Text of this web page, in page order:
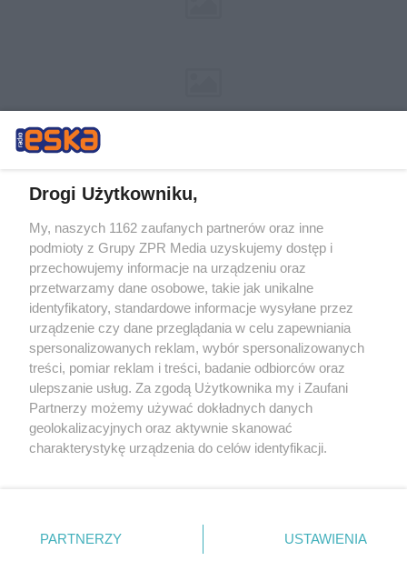
Żaden utwór zamieszczony w serwisie nie może być powielany i
rozpowszechniany lub dalej rozpowszechniany w jakikolwiek sposób (w
tym także elektroniczny lub mechaniczny) na jakimkolwiek polu
eksploatacji w jakiejkolwiek formie, włącznie z umieszczaniem w
Internecie bez pisemnej zgody właściciela praw. Jakiekolwiek użycie lub
wykorzystanie utworów w całości lub w części z naruszeniem prawa,
tzn. bez właściwej zgody, jest zabronione pod groźbą kary i może być
ścigane prawnie.
Drogi Użytkowniku,
My, naszych 1162 zaufanych partnerów oraz inne
podmioty z Grupy ZPR Media uzyskujemy dostęp i
przechowujemy informacje na urządzeniu oraz
przetwarzamy dane osobowe, takie jak unikalne
identyfikatory, standardowe informacje wysyłane przez
urządzenie czy dane przeglądania w celu zapewniania
spersonalizowanych reklam, wybór spersonalizowanych
treści, pomiar reklam i treści, badanie odbiorców oraz
ulepszanie usług. Za zgodą Użytkownika my i Zaufani
Partnerzy możemy używać dokładnych danych
geolokalizacyjnych oraz aktywnie skanować
charakterystykę urządzenia do celów identyfikacji.
zmienić/wycofać klikając przycisk ustawień prywatności
znajdujący się w lewym dolnym rogu strony
PARTNERZY USTAWIENIA